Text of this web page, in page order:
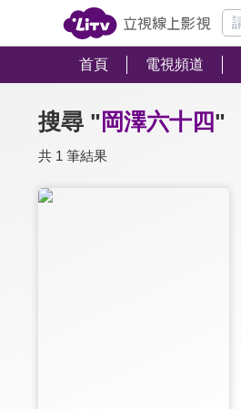
首頁 電視頻道
搜尋 "岡澤六十四"
共 1 筆結果